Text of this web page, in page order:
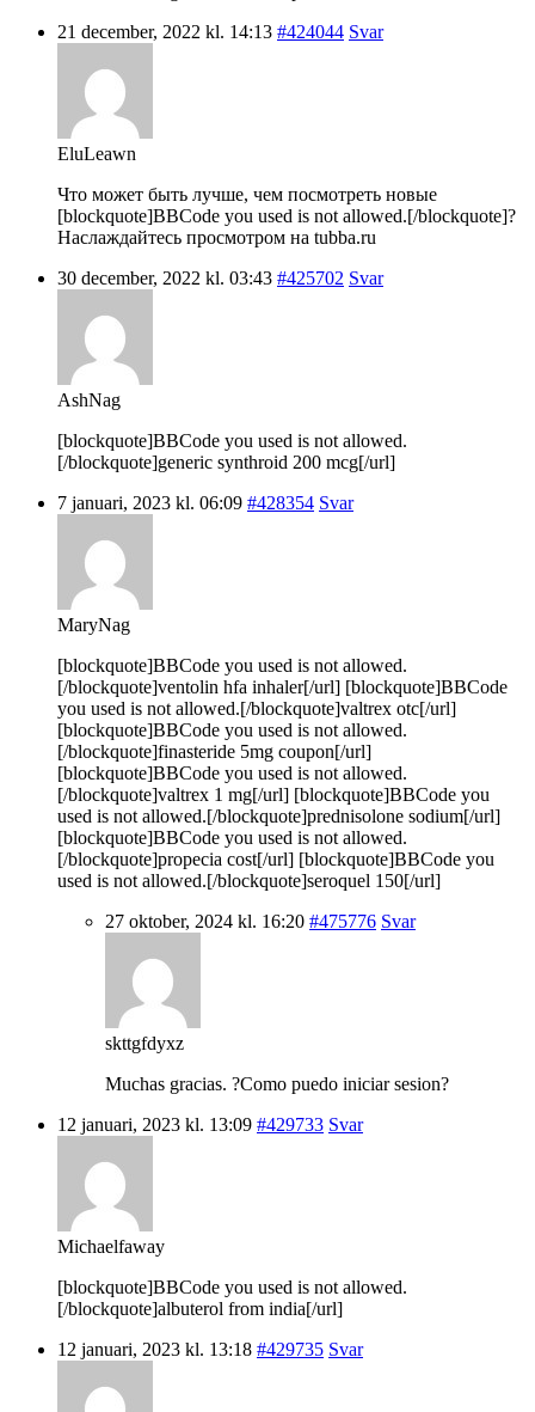
21 december, 2022 kl. 14:13 #424044 Svar
EluLeawn
Что может быть лучше, чем посмотреть новые
[blockquote]BBCode you used is not allowed.[/blockquote]?
Наслаждайтесь просмотром на tubba.ru
30 december, 2022 kl. 03:43 #425702 Svar
AshNag
[blockquote]BBCode you used is not allowed.
[/blockquote]generic synthroid 200 mcg[/url]
7 januari, 2023 kl. 06:09 #428354 Svar
MaryNag
[blockquote]BBCode you used is not allowed.
[/blockquote]ventolin hfa inhaler[/url] [blockquote]BBCode
you used is not allowed.[/blockquote]valtrex otc[/url]
[blockquote]BBCode you used is not allowed.
[/blockquote]finasteride 5mg coupon[/url]
[blockquote]BBCode you used is not allowed.
[/blockquote]valtrex 1 mg[/url] [blockquote]BBCode you
used is not allowed.[/blockquote]prednisolone sodium[/url]
[blockquote]BBCode you used is not allowed.
[/blockquote]propecia cost[/url] [blockquote]BBCode you
used is not allowed.[/blockquote]seroquel 150[/url]
27 oktober, 2024 kl. 16:20 #475776 Svar
skttgfdyxz
Muchas gracias. ?Como puedo iniciar sesion?
12 januari, 2023 kl. 13:09 #429733 Svar
Michaelfaway
[blockquote]BBCode you used is not allowed.
[/blockquote]albuterol from india[/url]
12 januari, 2023 kl. 13:18 #429735 Svar